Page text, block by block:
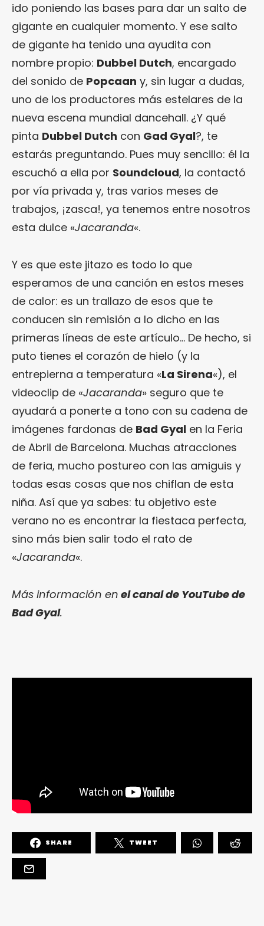
ido poniendo las bases para dar un salto de
gigante en cualquier momento. Y ese salto
de gigante ha tenido una ayudita con
nombre propio: Dubbel Dutch, encargado
del sonido de Popcaan y, sin lugar a dudas,
uno de los productores más estelares de la
nueva escena mundial dancehall. ¿Y qué
pinta Dubbel Dutch con Gad Gyal?, te
estarás preguntando. Pues muy sencillo: él la
escuchó a ella por Soundcloud, la contactó
por vía privada y, tras varios meses de
trabajos, ¡zasca!, ya tenemos entre nosotros
esta dulce «Jacaranda«.
Y es que este jitazo es todo lo que
esperamos de una canción en estos meses
de calor: es un trallazo de esos que te
conducen sin remisión a lo dicho en las
primeras líneas de este artículo… De hecho, si
puto tienes el corazón de hielo (y la
entrepierna a temperatura «La Sirena«), el
videoclip de «Jacaranda» seguro que te
ayudará a ponerte a tono con su cadena de
imágenes fardonas de Bad Gyal en la Feria
de Abril de Barcelona. Muchas atracciones
de feria, mucho postureo con las amiguis y
todas esas cosas que nos chiflan de esta
niña. Así que ya sabes: tu objetivo este
verano no es encontrar la fiestaca perfecta,
sino más bien salir todo el rato de
«Jacaranda«.
Más información en el canal de YouTube de
Bad Gyal.
SHARE TWEET